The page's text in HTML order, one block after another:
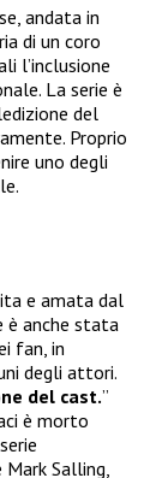
andata in
di un coro
l’inclusione
La serie è
del
Proprio
uno degli
e amata dal
è anche stata
fan, in
degli attori.
del cast.”
è morto
Salling,